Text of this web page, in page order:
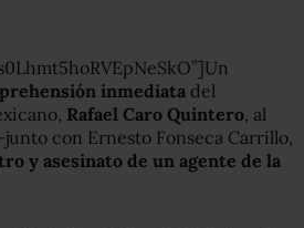
inmediata del
Rafael Caro Quintero, al
con Ernesto Fonseca Carrillo,
y asesinato de un agente de la